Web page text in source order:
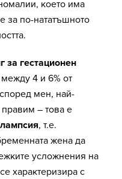
което има
за по-нататъшното
за гестационен
между 4 и 6% от
мен, най-
– това е
, т.е.
жена да
усложнения на
характеризира с